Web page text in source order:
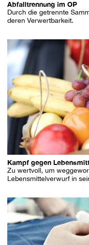
Abfalltrennung im OP
Durch die getrennte
deren Verwertbarkeit.
Kampf gegen
Zu wertvoll, um
Lebensmittelverwurf in